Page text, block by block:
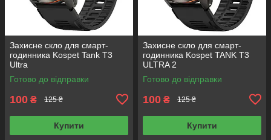
Захисне скло для смарт-
годинника Kospet Tank T3
Ultra
Готово до відправки
100 ₴ 125 ₴
Купити
Захисне скло для смарт-
годинника Kospet TANK T3
ULTRA 2
Готово до відправки
100 ₴ 125 ₴
Купити